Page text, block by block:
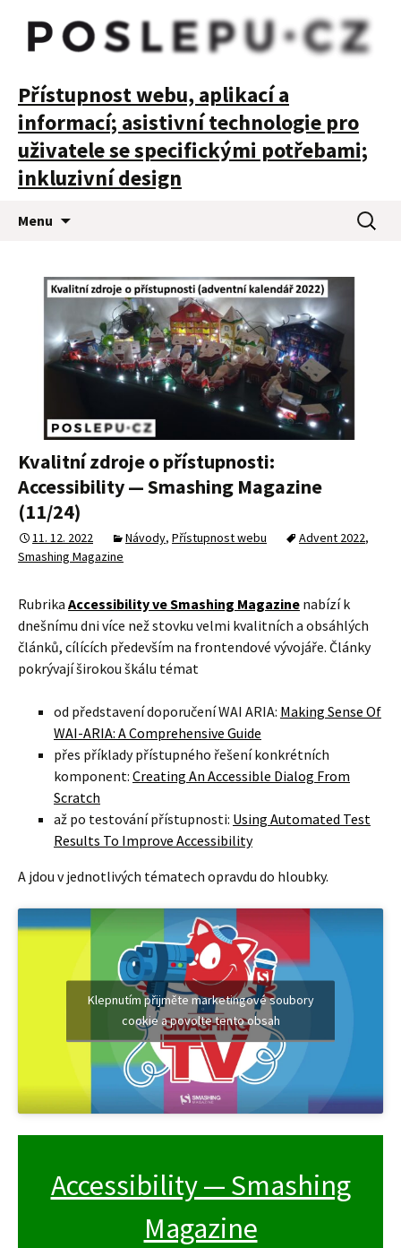
POSLEPU
Přístupnost webu, aplikací a
informací; asistivní technologie pro
uživatele se specifickými potřebami;
inkluzivní design
Menu
webu
Kvalitní zdroje o přístupnosti:
Accessibility — Smashing Magazine
(11/24)
11. 12. 2022 Návody, Přístupnost webu Advent 2022,
Smashing Magazine
Rubrika Accessibility ve Smashing Magazine nabízí k
dnešnímu dni více než stovku velmi kvalitních a obsáhlých
článků, cílících především na frontendové vývojáře. Články
pokrývají širokou škálu témat
od představení doporučení WAI ARIA: Making Sense Of
WAI-ARIA: A Comprehensive Guide
přes příklady přístupného řešení konkrétních
komponent: Creating An Accessible Dialog From
Scratch
až po testování přístupnosti: Using Automated Test
Results To Improve Accessibility
A jdou v jednotlivých tématech opravdu do hloubky.
Klepnutím přijměte marketingové soubory
cookie a povolte tento obsah
Accessibility — Smashing
Magazine